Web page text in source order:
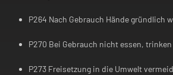
P264 Nach Gebrauch Hände gründlich
P270 Bei Gebrauch nicht essen,
P273 Freisetzung in die Umwelt